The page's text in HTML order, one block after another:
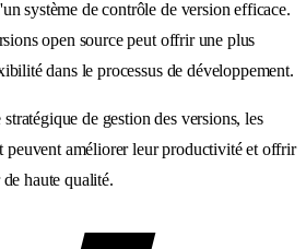
système de contrôle de version efficace.
open source peut offrir une plus
dans le processus de développement.
de gestion des versions, les
peuvent améliorer leur productivité et offrir
haute qualité.